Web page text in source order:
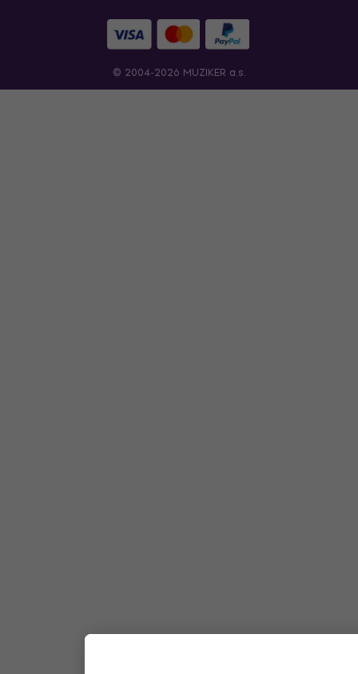
© 2004-2026 MUZIKER a.s.